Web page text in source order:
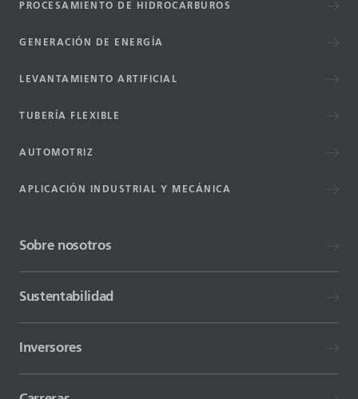
PROCESAMIENTO DE HIDROCARBUROS
GENERACIÓN DE ENERGÍA
LEVANTAMIENTO ARTIFICIAL
TUBERÍA FLEXIBLE
AUTOMOTRIZ
APLICACIÓN INDUSTRIAL Y MECÁNICA
Sobre nosotros
Sustentabilidad
Inversores